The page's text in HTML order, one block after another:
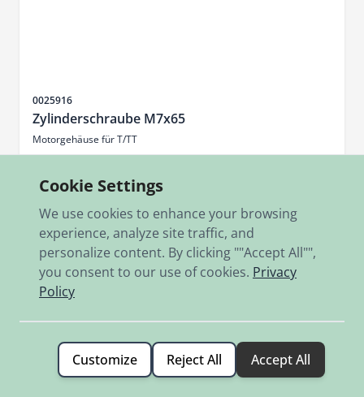
Sku
0025916
Zylinderschraube M7x65
Motorgehäuse für T/TT
€3.20
Add to Cart
Cookie Settings
We use cookies to enhance your browsing
experience, analyze site traffic, and
personalize content. By clicking ""Accept All"",
you consent to our use of cookies. Privacy
Policy
Customize Reject All Accept All